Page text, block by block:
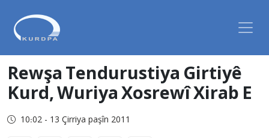
Rewşa Tendurustiya Girtiyê
Kurd, Wuriya Xosrewî Xirab E
10:02 - 13 Çirriya paşîn 2011